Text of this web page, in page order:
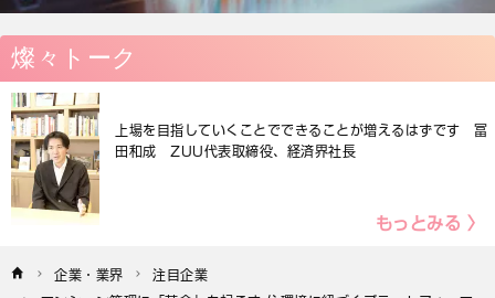
燦々トーク
上場を目指していくことでできることが増えるはずです 冨
田和成 ZUU代表取締役、経済界社長
もっとみる 〉
企業・業界
注目企業